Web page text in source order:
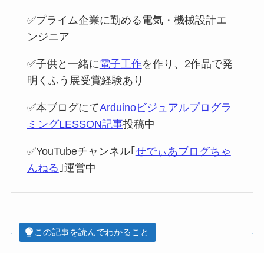
✅プライム企業に勤める電気・機械設計エ
ンジニア
✅子供と一緒に電子工作を作り、2作品で発
明くふう展受賞経験あり
✅本ブログにてArduinoビジュアルプログラ
ミングLESSON記事投稿中
✅YouTubeチャンネル｢ せでぃあブログちゃ
んねる ｣運営中
この記事を読んでわかること